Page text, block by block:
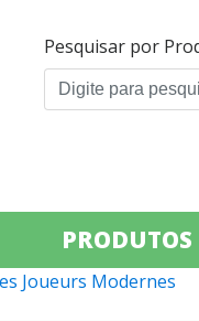
Pesquisar por
PRODUTOS
Joueurs Modernes